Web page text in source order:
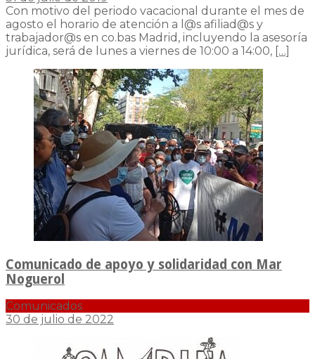
Con motivo del periodo vacacional durante el mes de
agosto el horario de atención a l@s afiliad@s y
trabajador@s en co.bas Madrid, incluyendo la asesoría
jurídica, será de lunes a viernes de 10:00 a 14:00, […]
Comunicado de apoyo y solidaridad con Mar
Noguerol
Comunicados
30 de julio de 2022